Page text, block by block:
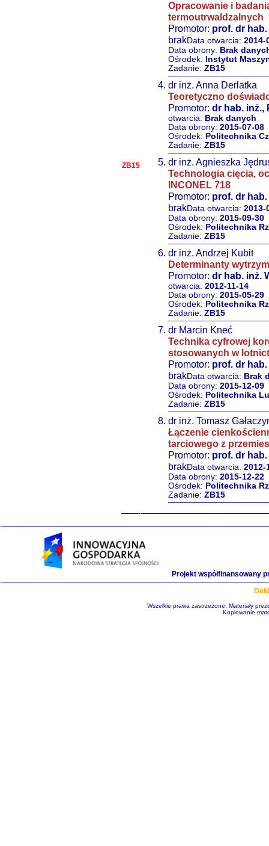
ZB15
Opracowanie i
termoutrwaldzalnych
Promotor: prof. dr
brakData otwarcia: 2014-
Data obrony: Brak
Ośrodek:
Instytut
Zadanie: ZB15
dr inż. Anna Derlatka
Teoretyczno
Promotor: dr hab. inż.,
otwarcia: Brak danych
Data obrony: 2015-07-08
Ośrodek: Politechnika
Zadanie: ZB15
dr inż. Agnieszka
Technologia cięcia,
INCONEL 718
Promotor: prof. dr
brakData otwarcia: 2013-
Data obrony: 2015-09-30
Ośrodek: Politechnika
Zadanie: ZB15
dr inż. Andrzej Kubit
Determinanty
Promotor: dr hab. inż.
otwarcia: 2012-11-14
Data obrony: 2015-05-29
Ośrodek: Politechnika
Zadanie: ZB15
dr Marcin Kneć
Technika cyfrowej
stosowanych w
Promotor: prof. dr
brakData otwarcia: Brak
Data obrony: 2015-12-09
Ośrodek: Politechnika
Zadanie: ZB15
dr inż. Tomasz
Łączenie
tarciowego z
Promotor: prof. dr
brakData otwarcia: 2012-
Data obrony: 2015-12-22
Ośrodek: Politechnika
Zadanie: ZB15
Projekt współfinansowany
Wszelkie prawa zastrzeżone. Materiały
Kopiowanie